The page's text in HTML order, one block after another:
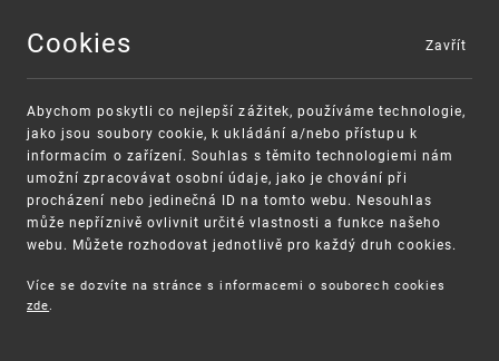
MENU
UPV
Cookies
Abychom poskytli co nejlepší zážitek, používáme technologie,
jako jsou soubory cookie, k ukládání a/nebo přístupu k
informacím o zařízení. Souhlas s těmito technologiemi nám
umožní zpracovávat osobní údaje, jako je chování při
procházení nebo jedinečná ID na tomto webu. Nesouhlas
může nepříznivě ovlivnit určité vlastnosti a funkce našeho
webu. Můžete rozhodovat jednotlivě pro každý druh cookies.
Více se dozvíte na stránce s informacemi o souborech cookies
zde.
Zavřít